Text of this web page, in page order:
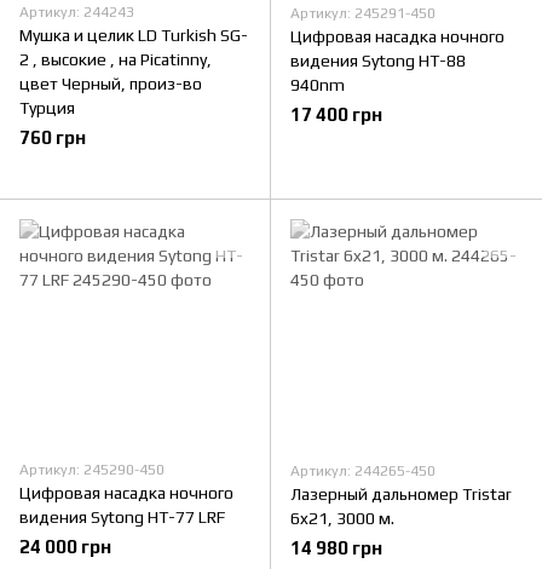
Артикул: 244243
Мушка и целик LD Turkish SG-
2 , высокие , на Picatinny,
цвет Черный, произ-во
Турция
760 грн
Артикул: 245291-450
Цифровая насадка ночного
видения Sytong HT-88
940nm
17 400 грн
Артикул: 245290-450
Цифровая насадка ночного
видения Sytong HT-77 LRF
24 000 грн
Артикул: 244265-450
Лазерный дальномер Tristar
6x21, 3000 м.
14 980 грн